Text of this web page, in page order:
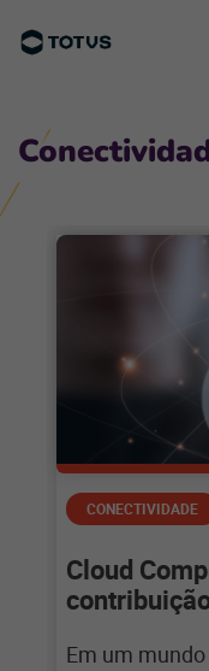
CONECTIVIDADE
Cloud
Em um